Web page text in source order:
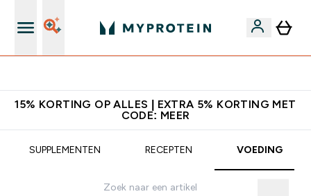
15% KORTING OP ALLES | EXTRA 5% KORTING MET
CODE: MEER
SUPPLEMENTEN RECEPTEN VOEDING